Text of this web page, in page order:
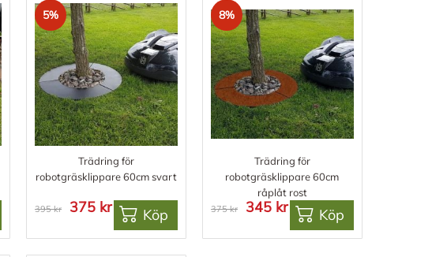
5%
Trädring för
robotgräsklippare 60cm svart
395 kr 375 kr Köp
8%
Trädring för
robotgräsklippare 60cm
råplåt rost
375 kr 345 kr Köp